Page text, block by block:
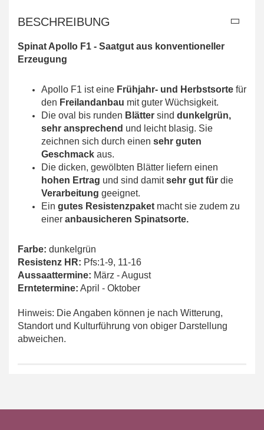
BESCHREIBUNG
Spinat Apollo F1 - Saatgut aus konventioneller
Erzeugung
Apollo F1 ist eine Frühjahr- und Herbstsorte für
den Freilandanbau mit guter Wüchsigkeit.
Die oval bis runden Blätter sind dunkelgrün,
sehr ansprechend und leicht blasig. Sie
zeichnen sich durch einen sehr guten
Geschmack aus.
Die dicken, gewölbten Blätter liefern einen
hohen Ertrag und sind damitsehr gut für die
Verarbeitung geeignet.
Ein gutes Resistenzpaket macht sie zudem zu
einer anbausicheren Spinatsorte.
Farbe: dunkelgrün
Resistenz HR: Pfs:1-9, 11-16
Aussaattermine: März - August
Erntetermine: April - Oktober
Hinweis: Die Angaben können je nach Witterung,
Standort und Kulturführung von obiger Darstellung
abweichen.